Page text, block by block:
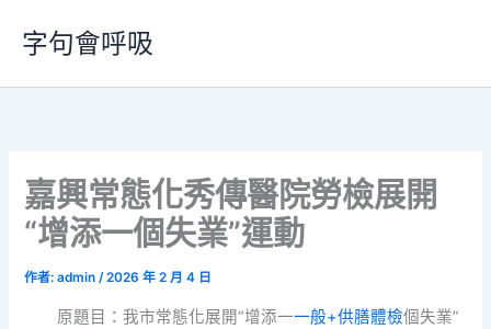
要
字句會呼吸
嘉興常態化秀傳醫院勞檢展開
“增添一個失業”運動
作者:admin/2026 年 2 月 4 日
原題目：我市常態化展開“增添一一般+供膳體檢個失業”